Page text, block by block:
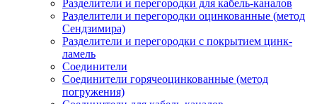
Разделители и перегородки для кабель-каналов
Разделители и перегородки оцинкованные (метод
Сендзимира)
Разделители и перегородки с покрытием цинк-
ламель
Соединители
Соединители горячеоцинкованные (метод
погружения)